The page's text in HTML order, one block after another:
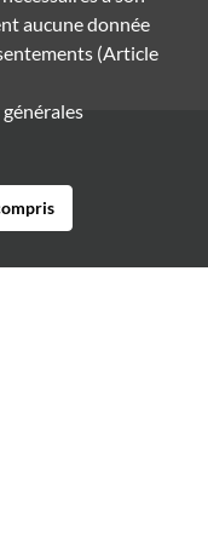
aucune donnée
(Article